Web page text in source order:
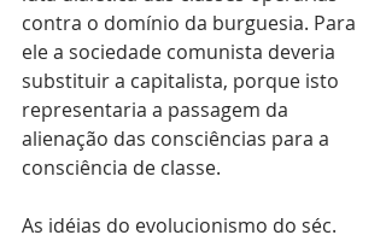
contra o domínio da burguesia. Para
ele a sociedade comunista deveria
substituir a capitalista, porque isto
representaria a passagem da
alienação das consciências para a
consciência de classe.
As idéias do evolucionismo do séc.